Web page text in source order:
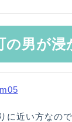
男が浸
に近い方なの